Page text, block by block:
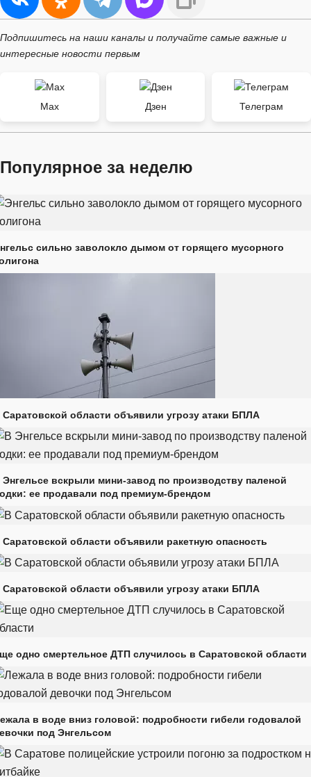
Подпишитесь на наши каналы и получайте самые важные и
интересные новости первым
Max Дзен Телеграм
Популярное за неделю
сильно заволокло дымом от горящего мусорного
Саратовской области объявили угрозу атаки БПЛА
Энгельсе вскрыли мини-завод по производству паленой
ее продавали под премиум-брендом
Саратовской области объявили ракетную опасность
Саратовской области объявили угрозу атаки БПЛА
одно смертельное ДТП случилось в Саратовской области
в воде вниз головой: подробности гибели годовалой
под Энгельсом